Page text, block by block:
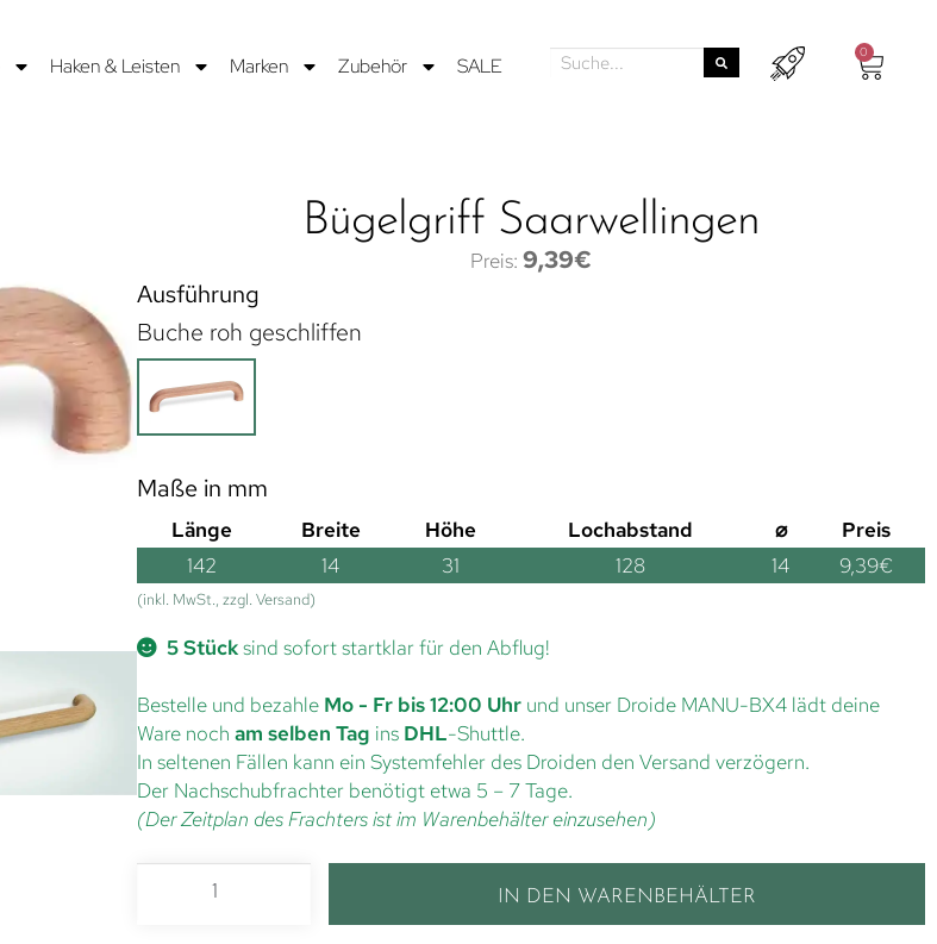
Haken & Leisten Marken Zubehör SALE
0
Bügelgriff Saarwellingen
9,39€
Ausführung
Buche roh geschliffen
Maße in mm
Länge Breite Höhe Lochabstand ⌀
Preis
142
14 31 128 14 9,39€
(inkl. MwSt., zzgl. Versand)
5 Stücksind sofort startklar für den Abflug!
Bestelle und bezahle Mo - Fr bis 12:00 Uhr und unser Droide MANU-BX4 lädt deine
Ware noch am selben Tag ins DHL-Shuttle.
In seltenen Fällen kann ein Systemfehler des Droiden den Versand verzögern.
Der Nachschubfrachter benötigt etwa 5 – 7 Tage.
(Der Zeitplan des Frachters ist im Warenbehälter einzusehen)
IN DEN WARENBEHÄLTER